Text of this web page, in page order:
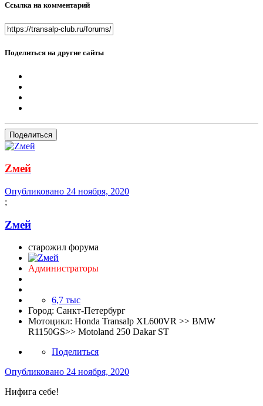
Ссылка на комментарий
Поделиться на другие сайты
Поделиться
Zмей
Опубликовано 24 ноября, 2020
;
Zмей
старожил форума
Администраторы
6,7 тыс
Город: Санкт-Петербург
Мотоцикл: Honda Transalp XL600VR >> BMW
R1150GS>> Motoland 250 Dakar ST
Поделиться
Опубликовано 24 ноября, 2020
Нифига себе!